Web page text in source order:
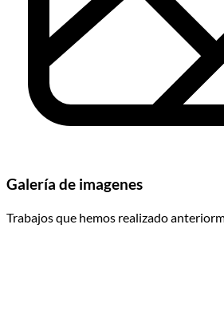
Galería de imagenes
Trabajos que hemos realizado